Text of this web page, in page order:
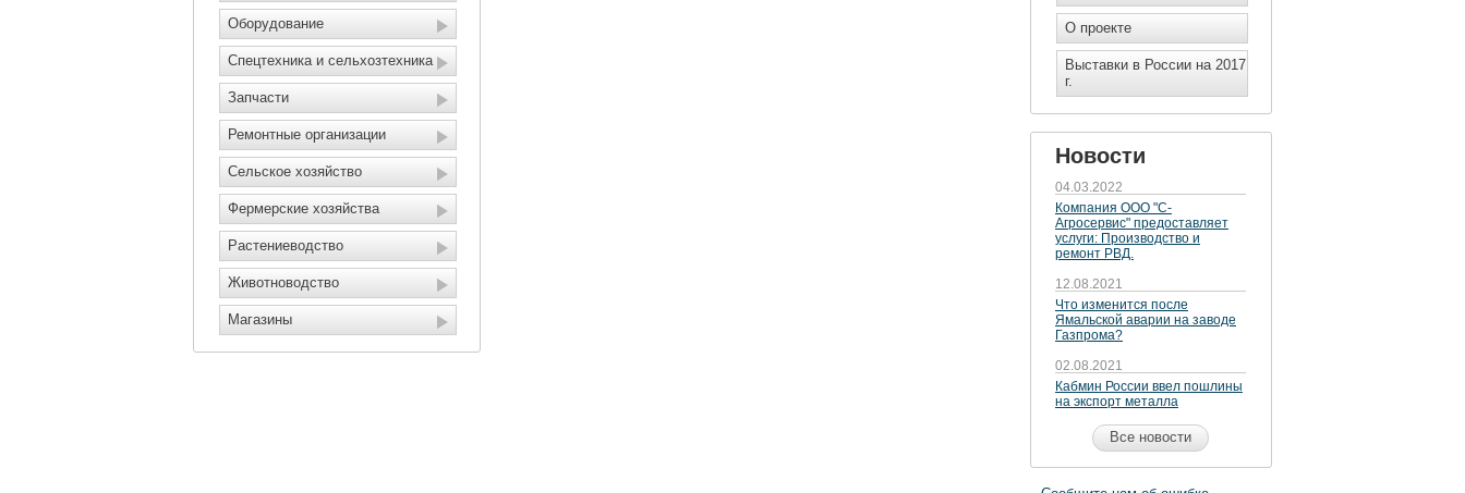
Оборудование
Спецтехника и сельхозтехника
Запчасти
Ремонтные организации
Сельское хозяйство
Фермерские хозяйства
Растениеводство
Животноводство
Магазины
О проекте
Выставки в России на 2017
г.
Новости
04.03.2022
Компания ООО "С-
Агросервис" предоставляет
услуги: Производство и
ремонт РВД.
12.08.2021
Что изменится после
Ямальской аварии на заводе
Газпрома?
02.08.2021
Кабмин России ввел пошлины
на экспорт металла
Все новости